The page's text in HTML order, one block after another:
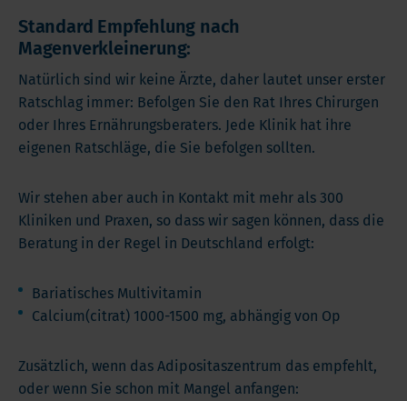
Standard Empfehlung nach
Magenverkleinerung:
Natürlich sind wir keine Ärzte, daher lautet unser erster
Ratschlag immer: Befolgen Sie den Rat Ihres Chirurgen
oder Ihres Ernährungsberaters. Jede Klinik hat ihre
eigenen Ratschläge, die Sie befolgen sollten.
Wir stehen aber auch in Kontakt mit mehr als 300
Kliniken und Praxen, so dass wir sagen können, dass die
Beratung in der Regel in Deutschland erfolgt:
Bariatisches Multivitamin
Calcium(citrat) 1000-1500 mg, abhängig von Op
Zusätzlich, wenn das Adipositaszentrum das empfehlt,
oder wenn Sie schon mit Mangel anfangen: